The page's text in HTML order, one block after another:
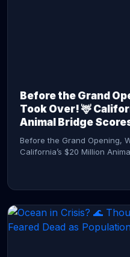
Before the Grand
Took Over! 🦌
Animal Bridge
Before the Grand Opening,
California’s $20 Million